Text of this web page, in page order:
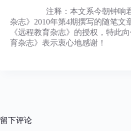
注释：本文系今朝钟响君
杂志》2010年第4期撰写的随笔文
《远程教育杂志》的授权，特此
育杂志》表示衷心地感谢！
留下评论